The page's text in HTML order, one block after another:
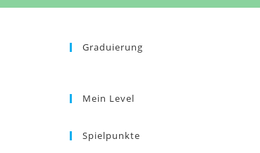
Graduierung
Mein Level
Spielpunkte